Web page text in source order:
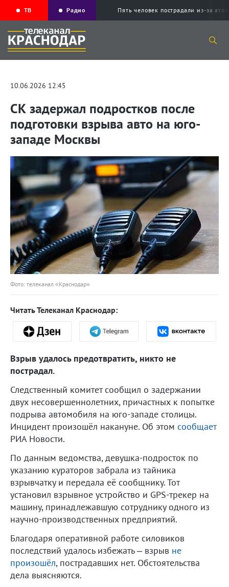
ТВ Радио Пять человек пострадали из-за
10.06.2026 12:45
СК задержал подростков после
подготовки взрыва авто на юго-
западе Москвы
Фото: телеканал «Краснодар»
Читать Телеканал Краснодар:
Взрыв удалось предотвратить, никто не
пострадал.
Следственный комитет сообщил о задержании
двух несовершеннолетних, причастных к попытке
подрыва автомобиля на юго-западе столицы.
Инцидент произошёл накануне. Об этом сообщает
РИА Новости.
По данным ведомства, девушка-подросток по
указанию кураторов забрала из тайника
взрывчатку и передала её сообщнику. Тот
установил взрывное устройство и GPS-трекер на
машину, принадлежавшую сотруднику одного из
научно-производственных предприятий.
Благодаря оперативной работе силовиков
последствий удалось избежать – взрыв не
произошёл, пострадавших нет. Обстоятельства
дела выясняются.